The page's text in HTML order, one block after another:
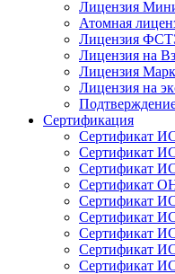
Лицензия
Атомная
Лицензия
Лицензия на
Лицензия
Лицензия на
Сертификация
Сертификат
Сертификат
Сертификат
Сертификат
Сертификат
Сертификат
Сертификат
Сертификат
Сертификат